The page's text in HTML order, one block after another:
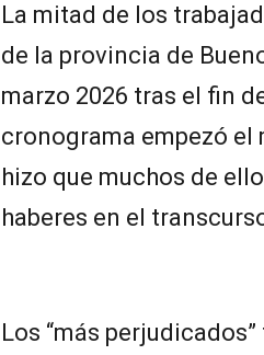
La mitad de los
de la provincia de
marzo 2026 tras el fin
cronograma empezó el
hizo que muchos de
haberes en el
Los “más